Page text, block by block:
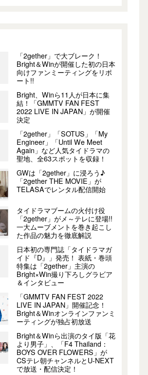
「2gether」で大ブレーク！
Bright＆Winが開催した初の日本
向けファンミーティングをリポ
ート!!
Bright、Winら11人が日本に集
結！「GMMTV FAN FEST
2022 LIVE IN JAPAN」が開催
決定
「2gether」「SOTUS」「My
Engineer」「Until We Meet
Again」など人気タイドラマの
聖地、全63スポットを収録！
GWは「2gether」に浸ろう♪
「2gether THE MOVIE」が
TELASAでレンタル配信開始
タイドラマブームの火付け役
「2gether」がメ～テレに登場!!
一大ムーブメントを巻き起こし
た作品の魅力を徹底解説
日本初の専門誌「タイドラマガ
イド『D』」発売！ 表紙・巻頭
特集は「2gether」主演の
Bright×Win撮り下ろしグラビア
＆インタビュー
「GMMTV FAN FEST 2022
LIVE IN JAPAN」開催記念！
Bright＆Winオンラインファンミ
ーティングが独占初放送
Bright＆Winら出演のタイ版「花
より男子」、「F4 Thailand：
BOYS OVER FLOWERS」が
CSテレ朝チャンネルとU-NEXT
で放送・配信決定！